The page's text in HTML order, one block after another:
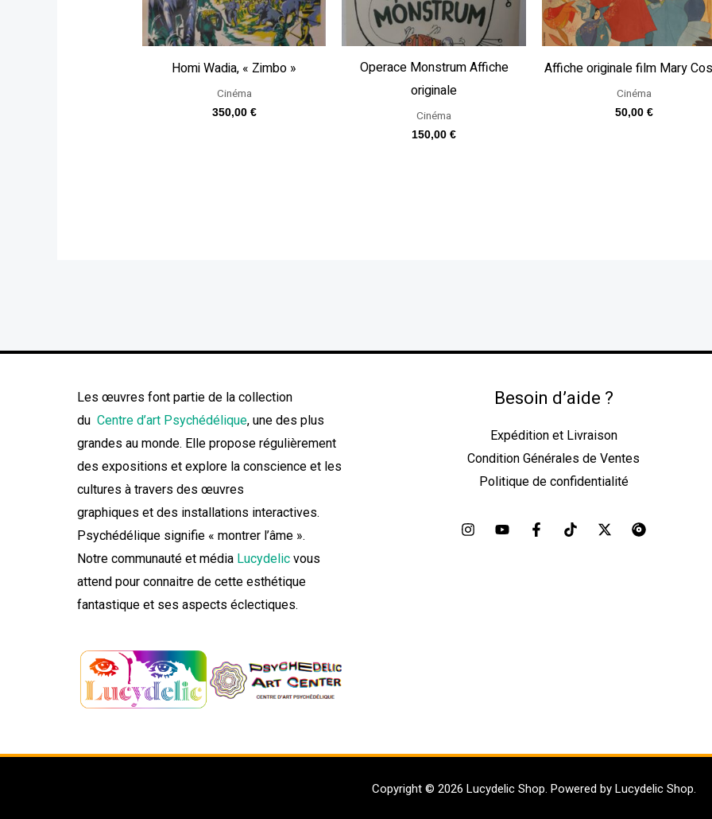
Homi Wadia, « Zimbo »
Cinéma
350,00 €
Operace Monstrum Affiche
originale
Cinéma
150,00€
Affiche originale film Mary
Cinéma
50,00 €
Les œuvres font partie de la collection
du Centre d’art Psychédélique, une des plus
grandes au monde. Elle propose régulièrement
des expositions et explore la conscience et les
cultures à travers des œuvres
graphiques et des installations interactives.
Psychédélique signifie « montrer l’âme ».
Notre communauté et média Lucydelic vous
attend pour connaitre de cette esthétique
fantastique et ses aspects éclectiques.
Besoin d’aide ?
Expédition et Livraison
Condition Générales de Ventes
Politique de confidentialité
Copyright © 2026 Lucydelic Shop. Powered by Lucydelic Shop.